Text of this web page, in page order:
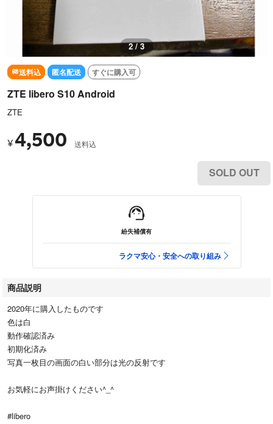
3 / 3
送料込 匿名配送 すぐに購入可
ZTE libero S10 Android
ZTE
¥4,500 送料込
SOLD OUT
紛失補償有
ラクマ安心・安全への取り組み
商品説明
2020年に購入したものです
色は白
動作確認済み
初期化済み
写真一枚目の画面の白い部分は光の反射です
お気軽にお声掛けください^_^
#libero